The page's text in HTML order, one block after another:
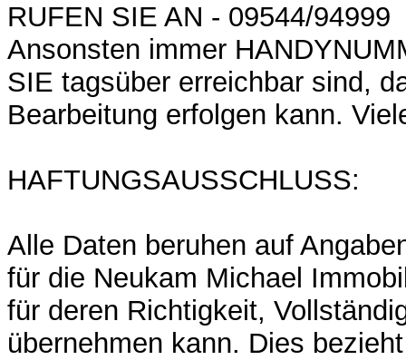
RUFEN SIE AN - 09544/94999
Ansonsten immer
SIE tagsüber erreichbar sind,
Bearbeitung erfolgen kann.
HAFTUNGSAUSSCHLUSS:
Alle Daten beruhen auf
für die Neukam Michael
für deren Richtigkeit,
übernehmen kann. Dies